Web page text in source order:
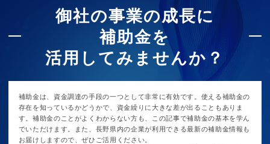
御社の事業の成長に
補助金を
活用してみませんか？
補助金は、資金調達の手段の一つとして非常に有効です。使える補助金の
存在を知っているかどうかで、資金繰りに大きな差が出ることもありま
す。補助金のことがよくわからない方も、この記事で補助金の基本を学ん
でいただけます。また、長野県内の企業が利用できる最新の補助金情報も
お届けしますので、ぜひご活用ください。